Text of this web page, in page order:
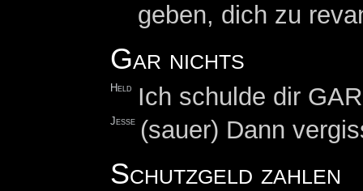
geben, dich zu
Gar nichts
Held Ich schulde dir
Jesse (sauer) Dann
Schutzgeld zahlen